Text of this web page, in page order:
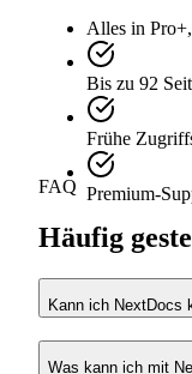
Alles in
Bis zu 92
Frühe
Premium-
FAQ
Häufig
Kann ich NextDocs
Was kann ich mit